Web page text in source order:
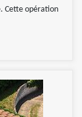
Cette opération